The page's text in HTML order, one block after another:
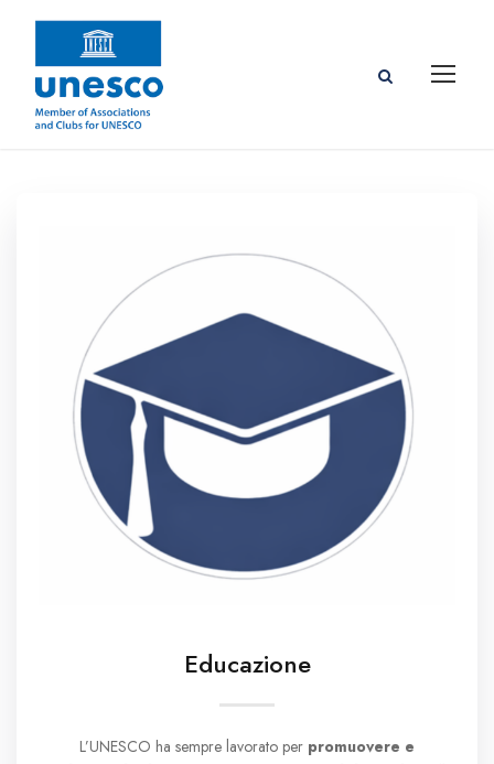
Educazione
L’UNESCO ha sempre lavorato per promuovere e